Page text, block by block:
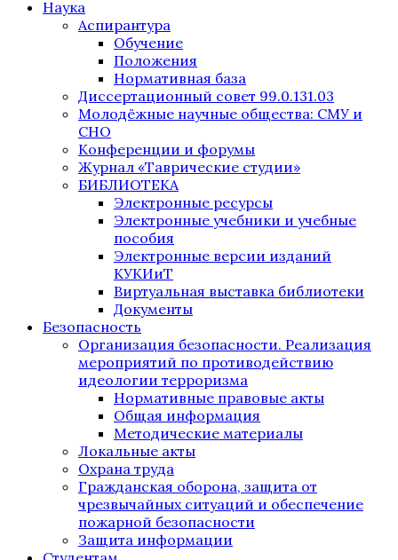
Наука
Аспирантура
Обучение
Положения
Нормативная база
Диссертационный совет 99.0.131.03
Молодёжные научные общества: СМУ и
СНО
Конференции и форумы
Журнал «Таврические студии»
БИБЛИОТЕКА
Электронные ресурсы
Электронные учебники и учебные
пособия
Электронные версии изданий
КУКИиТ
Виртуальная выставка библиотеки
Документы
Безопасность
Организация безопасности. Реализация
мероприятий по противодействию
идеологии терроризма
Нормативные правовые акты
Общая информация
Методические материалы
Локальные акты
Охрана труда
Гражданская оборона, защита от
чрезвычайных ситуаций и обеспечение
пожарной безопасности
Защита информации